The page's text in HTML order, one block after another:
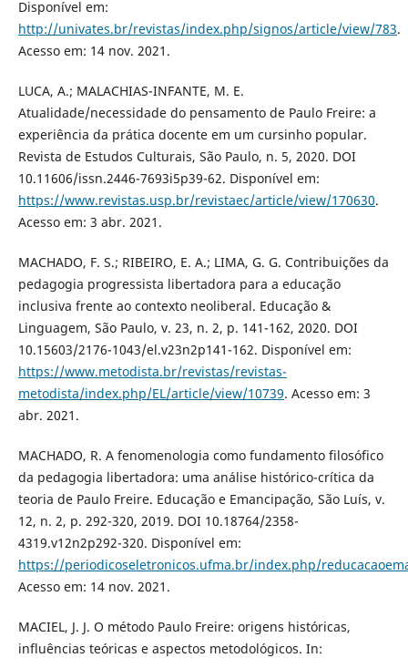
Disponível em:
http://univates.br/revistas/index.php/signos/article/view/783.
Acesso em: 14 nov. 2021.
LUCA, A.; MALACHIAS-INFANTE, M. E.
Atualidade/necessidade do pensamento de Paulo Freire: a
experiência da prática docente em um cursinho popular.
Revista de Estudos Culturais, São Paulo, n. 5, 2020. DOI
10.11606/issn.2446-7693i5p39-62. Disponível em:
https://www.revistas.usp.br/revistaec/article/view/170630.
Acesso em: 3 abr. 2021.
MACHADO, F. S.; RIBEIRO, E. A.; LIMA, G. G. Contribuições da
pedagogia progressista libertadora para a educação
inclusiva frente ao contexto neoliberal. Educação &
Linguagem, São Paulo, v. 23, n. 2, p. 141-162, 2020. DOI
10.15603/2176-1043/el.v23n2p141-162. Disponível em:
https://www.metodista.br/revistas/revistas-
metodista/index.php/EL/article/view/10739. Acesso em: 3
abr. 2021.
MACHADO, R. A fenomenologia como fundamento filosófico
da pedagogia libertadora: uma análise histórico-crítica da
teoria de Paulo Freire. Educação e Emancipação, São Luís, v.
12, n. 2, p. 292-320, 2019. DOI 10.18764/2358-
4319.v12n2p292-320. Disponível em:
https://periodicoseletronicos.ufma.br/index.php/
Acesso em: 14 nov. 2021.
MACIEL, J. J. O método Paulo Freire: origens históricas,
influências teóricas e aspectos metodológicos. In: